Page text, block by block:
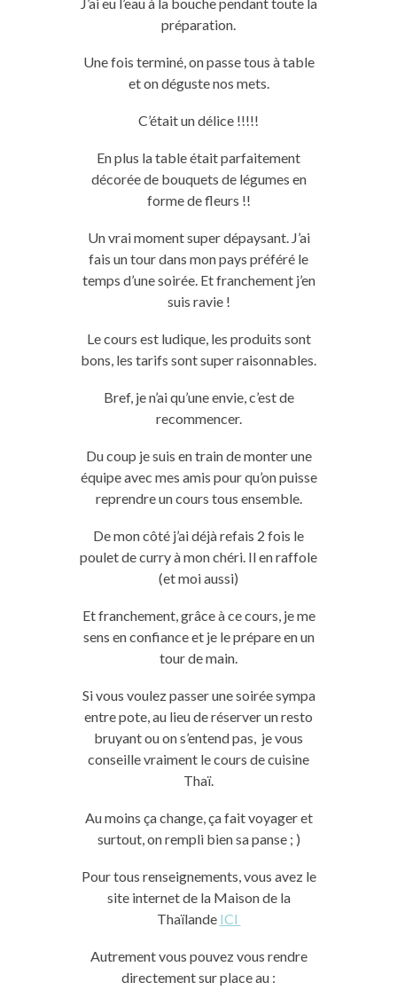
préparation.
Une fois terminé, on passe tous à table
et on déguste nos mets.
C’était un délice !!!!!
En plus la table était parfaitement
décorée de bouquets de légumes en
forme de fleurs !!
Un vrai moment super dépaysant. J’ai
fais un tour dans mon pays préféré le
temps d’une soirée. Et franchement j’en
suis ravie !
Le cours est ludique, les produits sont
bons, les tarifs sont super raisonnables.
Bref, je n’ai qu’une envie, c’est de
recommencer.
Du coup je suis en train de monter une
équipe avec mes amis pour qu’on puisse
reprendre un cours tous ensemble.
De mon côté j’ai déjà refais 2 fois le
poulet de curry à mon chéri. Il en raffole
(et moi aussi)
Et franchement, grâce à ce cours, je me
sens en confiance et je le prépare en un
tour de main.
Si vous voulez passer une soirée sympa
entre pote, au lieu de réserver un resto
bruyant ou on s’entend pas, je vous
conseille vraiment le cours de cuisine
Thaï.
Au moins ça change, ça fait voyager et
surtout, on rempli bien sa panse ; )
Pour tous renseignements, vous avez le
site internet de la Maison de la
Thaïlande ICI
Autrement vous pouvez vous rendre
directement sur place au :